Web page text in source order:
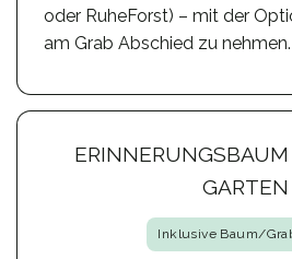
oder RuheForst) – mit der
am Grab Abschied zu nehmen.
GARTEN
Inklusive Baum/